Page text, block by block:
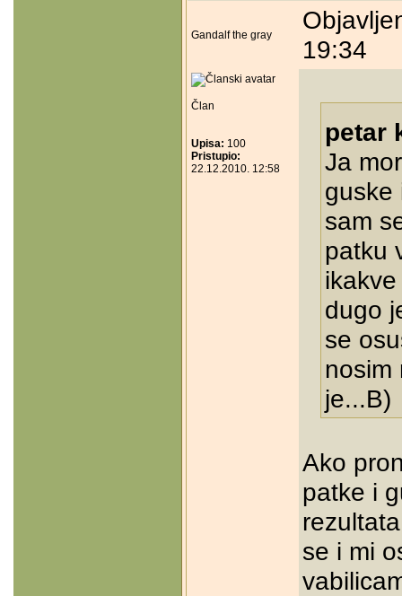
Gandalf the gray
19:34
Član
Upisa: 100
Pristupio:
22.12.2010. 12:58
petar
Ja
guske
sam
patku
dugo
se
nosim
je...B)
Ako
patke i
se i mi